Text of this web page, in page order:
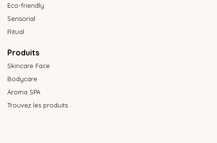
Eco-friendly
Sensorial
Ritual
Produits
Skincare Face
Bodycare
Aroma SPA
Trouvez les produits